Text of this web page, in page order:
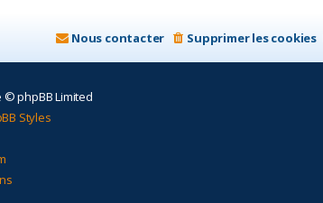
Supprimer les cookies
Nous contacter
phpBB Limited
Styles